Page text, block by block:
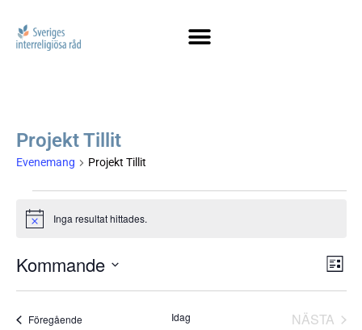
Projekt Tillit
Evenemang Projekt Tillit
Notis Inga resultat hittades.
LISTA
Kommande
datum.
FöregåendeEvenemang Idag NÄSTA